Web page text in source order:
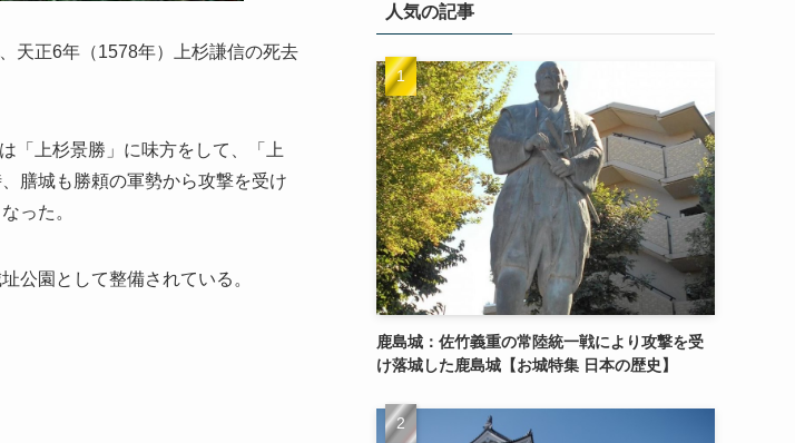
天正6年（1578年）上杉謙信の死去
「上杉景勝」に味方をして、「上
膳城も勝頼の軍勢から攻撃を受け
った。
公園として整備されている。
人気の記事
鹿島城：佐竹義重の常陸統一戦により攻撃を受
け落城した鹿島城【お城特集 日本の歴史】